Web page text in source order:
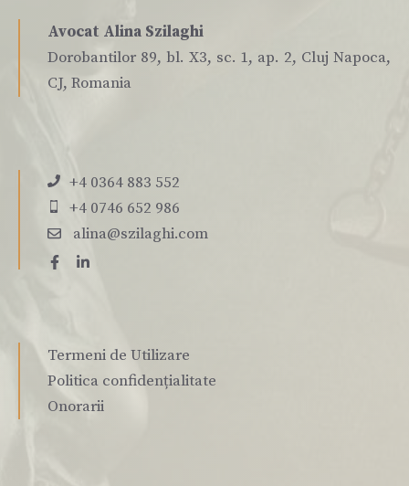
Avocat Alina Szilaghi
Dorobantilor 89, bl. X3, sc. 1, ap. 2, Cluj Napoca,
CJ, Romania
+4 0364 883 552
+4 0746 652 986
alina@szilaghi.com
Termeni de Utilizare
Politica confidențialitate
Onorarii